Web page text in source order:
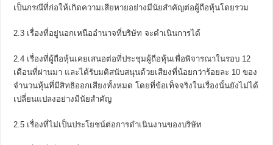
เป็นกรณีที่ก่อให้เกิดความเสียหายอย่างมีนัยสำคัญต่อผู้ถือหุ้นโดยรวม
2.3 เรื่องที่อยู่นอกเหนืออำนาจที่บริษัท จะดำเนินการได้
2.4 เรื่องที่ผู้ถือหุ้นเคยเสนอต่อที่ประชุมผู้ถือหุ้นเพื่อพิจารณาในรอบ 12
เดือนที่ผ่านมา และได้รับมติสนับสนุนด้วยเสียงที่น้อยกว่าร้อยละ 10 ของ
จำนวนหุ้นที่มีสิทธิออกเสียงทั้งหมด โดยที่ข้อเท็จจริงในเรื่องนั้นยังไม่ได้
เปลี่ยนแปลงอย่างมีนัยสำคัญ
2.5 เรื่องที่ไม่เป็นประโยชน์ต่อการดำเนินงานของบริษัท